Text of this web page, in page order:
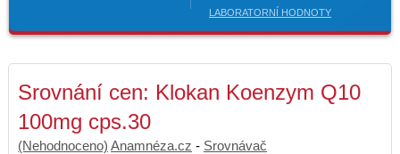
LABORATORNÍ HODNOTY
Srovnání cen: Klokan Koenzym Q10
100mg cps.30
(Nehodnoceno) Anamnéza.cz - Srovnávač